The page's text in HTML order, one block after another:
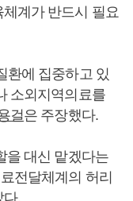
계가 반드시 필요
환에 집중하고 있
소외지역의료를
걸은 주장했다.
을 대신 맡겠다는
전달체계의 허리
다.